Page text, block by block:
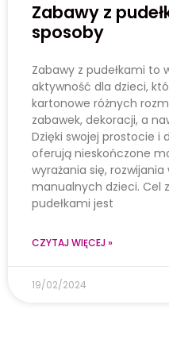
Zabawy z
sposoby
Zabawy z pudełkami to
aktywność dla dzieci,
kartonowe różnych
zabawek, dekoracji, a
Dzięki swojej prostocie i
oferują nieskończone
wyrażania się,
manualnych dzieci. Cel
pudełkami jest
CZYTAJ WIĘCEJ »
19/02/2024